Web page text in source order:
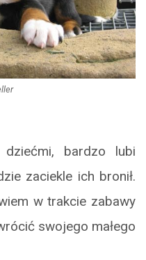
bardzo lubi
zaciekle ich bronił.
w trakcie zabawy
swojego małego